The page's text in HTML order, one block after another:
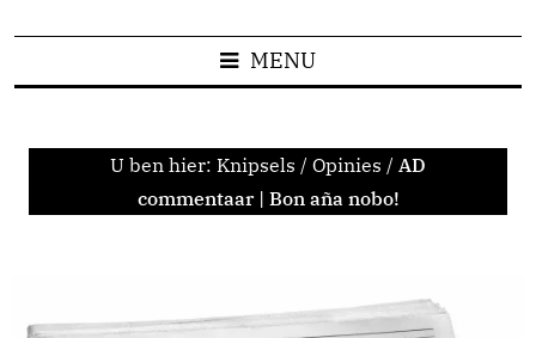
MENU
U ben hier: Knipsels / Opinies / AD
commentaar | Bon aña nobo!